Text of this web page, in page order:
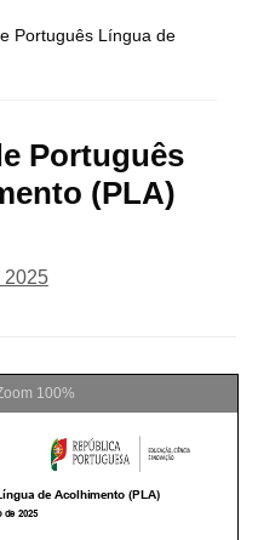
Português Língua de
Português
(PLA)
2025
100%